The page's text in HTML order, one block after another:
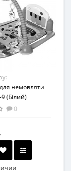
немовляти
(Білий)
0